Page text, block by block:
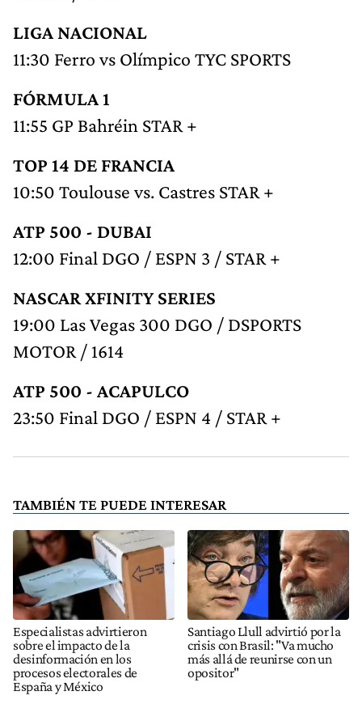
LIGA NACIONAL
11:30 Ferro vs Olímpico TYC SPORTS
FÓRMULA 1
11:55 GP Bahréin STAR +
TOP 14 DE FRANCIA
10:50 Toulouse vs. Castres STAR +
ATP 500 - DUBAI
12:00 Final DGO / ESPN 3 / STAR +
NASCAR XFINITY SERIES
19:00 Las Vegas 300 DGO / DSPORTS
MOTOR / 1614
ATP 500 - ACAPULCO
23:50 Final DGO / ESPN 4 / STAR +
TAMBIÉN TE PUEDE INTERESAR
Especialistas advirtieron
sobre el impacto de la
desinformación en los
procesos electorales de
España y México
Santiago Llull advirtió por la
crisis con Brasil: "Va mucho
más allá de reunirse con un
opositor"